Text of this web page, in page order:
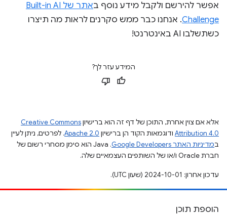
אפשר להירשם ולקבל מידע נוסף ב
אתר של Built-in AI
Challenge. אנחנו כבר ממש סקרנים לראות מה תיצרו
כשתשלבו AI באינטרנט!
המידע עזר לך?
אלא אם צוין אחרת, התוכן של דף זה הוא ברישיוןCreative Commons
Attribution 4.0 ודוגמאות הקוד הן ברישיון Apache 2.0. לפרטים, ניתן לעיין
במדיניות האתר Google Developers‏
.‏ Java הוא סימן מסחרי רשום של
חברת Oracle ו/או של השותפים העצמאיים שלה.
עדכון אחרון: 2024-10-01 (שעון UTC).
הוספת תוכן